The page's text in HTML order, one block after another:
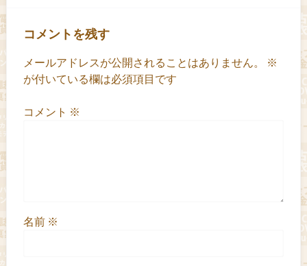
コメントを残す
メールアドレスが公開されることはありません。
※
が付いている欄は必須項目です
コメント ※
名前 ※